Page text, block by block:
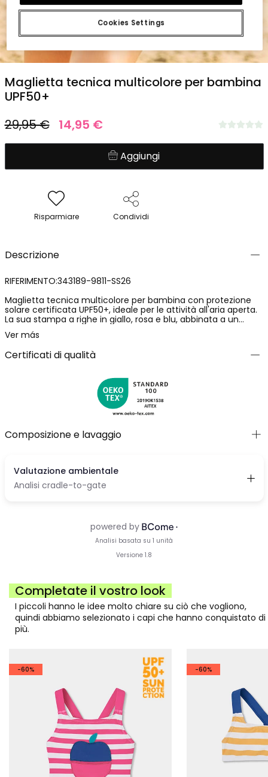
Maglietta tecnica multicolore per bambina
UPF50+
29,95 € 14,95 €
Aggiungi
Risparmiare Condividi
Descrizione
RIFERIMENTO:343189-9811-SS26
Maglietta tecnica multicolore per bambina con protezione
solare certificata UPF50+, ideale per le attività all'aria aperta.
La sua stampa a righe in giallo, rosa e blu, abbinata a un
divertente disegno di mela sul davanti, offre un look allegro e
casual. Le maniche lunghe forniscono una protezione
aggiuntiva dal sole. Realizzata in materiale leggero e
confortevole, disponibile nelle taglie dai 12 mesi ai 14 anni.
Ver más
Certificati di qualità
Composizione e lavaggio
Completate il vostro look
I piccoli hanno le idee molto chiare su ciò che vogliono,
quindi abbiamo selezionato i capi che hanno conquistato di
più.
-60% -60%
Cookies Settings